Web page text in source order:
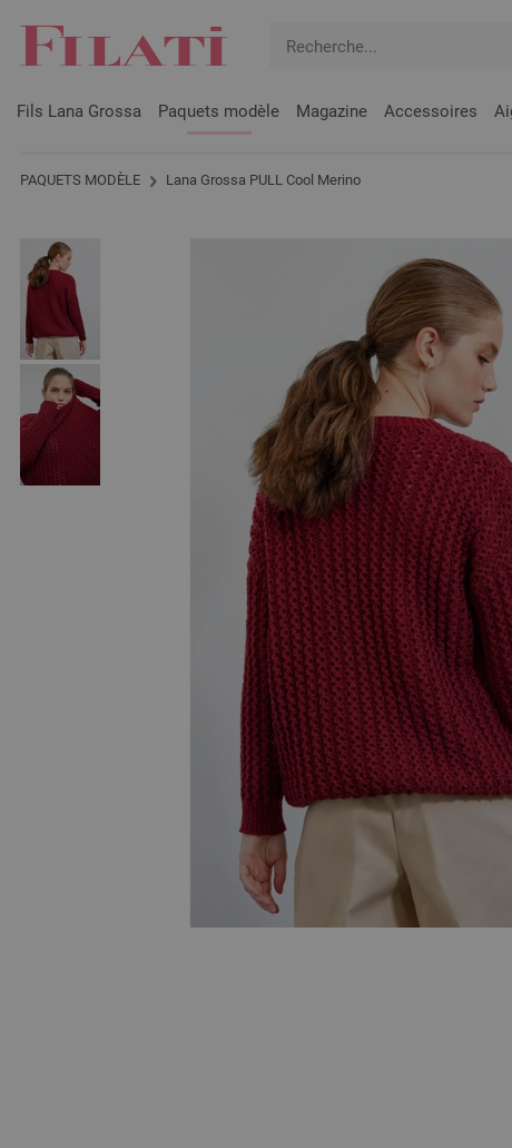
Fils Lana Grossa Paquets modèle Magazine Accessoires
PAQUETS MODÈLE Lana Grossa PULL Cool Merino